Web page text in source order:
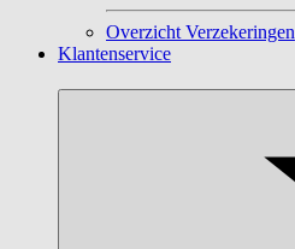
Overzicht Verzekeringen
Klantenservice